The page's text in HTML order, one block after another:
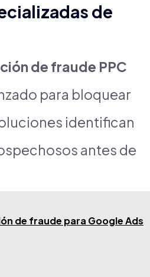
de
de fraude PPC
para bloquear
identifican
antes de
de fraude para Google Ads